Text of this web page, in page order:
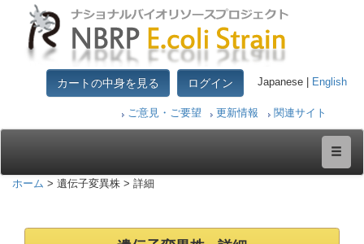
カートの中身を見る ログイン Japanese | English
ご意見・ご要望 更新情報 関連サイト
ホーム > 遺伝子変異株 > 詳細